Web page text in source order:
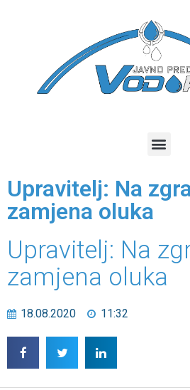
Upravitelj: Na
zamjena oluka
Upravitelj: Na
zamjena oluka
18.08.2020 11:32